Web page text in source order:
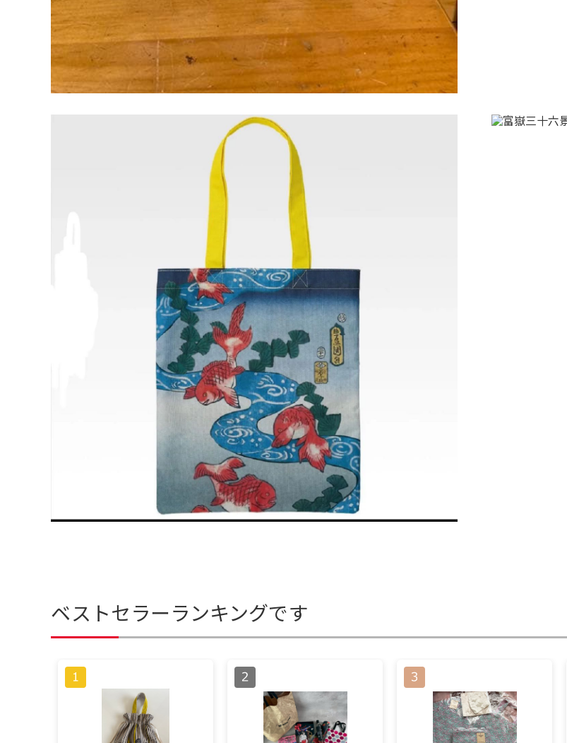
ベストセラーランキングです